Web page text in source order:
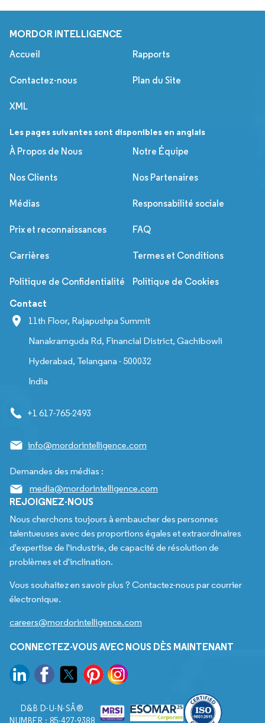
MORDOR INTELLIGENCE
Accueil Rapports
Contactez-nous Plan du Site
XML
Les pages suivantes sont disponibles en anglais
À Propos de Nous
Notre Équipe
Nos Clients Nos Partenaires
Médias Responsabilité sociale
Prix et reconnaissances FAQ
Carrières Termes et Conditions
Politique de Confidentialité Politique de Cookies
Contact
11th Floor, Rajapushpa Summit
Nanakramguda Rd, Financial District, Gachibowli
Hyderabad, Telangana - 500032
India
+1 617-765-2493
info@mordorintelligence.com
Demandes des médias :
media@mordorintelligence.com
REJOIGNEZ-NOUS
Nous cherchons toujours à embaucher des personnes
talentueuses avec des proportions égales et extraordinaires
d'expertise de l'industrie, de capacité de résolution de
problèmes et d'inclination.
Vous souhaitez en savoir plus ? Contactez-nous par courrier
électronique.
careers@mordorintelligence.com
CONNECTEZ-VOUS AVEC NOUS DÈS MAINTENANT
D&B D-U-N-SÂ®